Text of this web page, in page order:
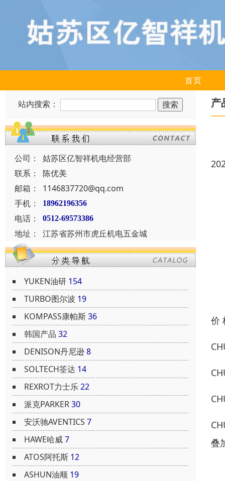
首页
站内搜索：
公司：
姑苏区亿智祥机电经营部
联系：
陈优美
邮箱：
1146837720@qq.com
手机：
18962196356
电话： 0512-69573386
地址： 江苏省苏州市虎丘机电五金城
YUKEN油研 154
TURBO图尔波 19
KOMPASS康帕斯36
韩国产品 32
DENISON丹尼逊8
SOLTECH筌达 14
REXROT力士乐22
派克PARKER30
安沃驰AVENTICS 7
HAWE哈威7
ATOS阿托斯 12
ASHUN油顺 19
产
价
叠